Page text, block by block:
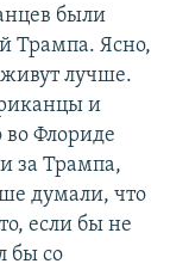
были
Трампа. Ясно,
лучше.
и
во Флориде
за Трампа,
думали, что
если бы не
бы со